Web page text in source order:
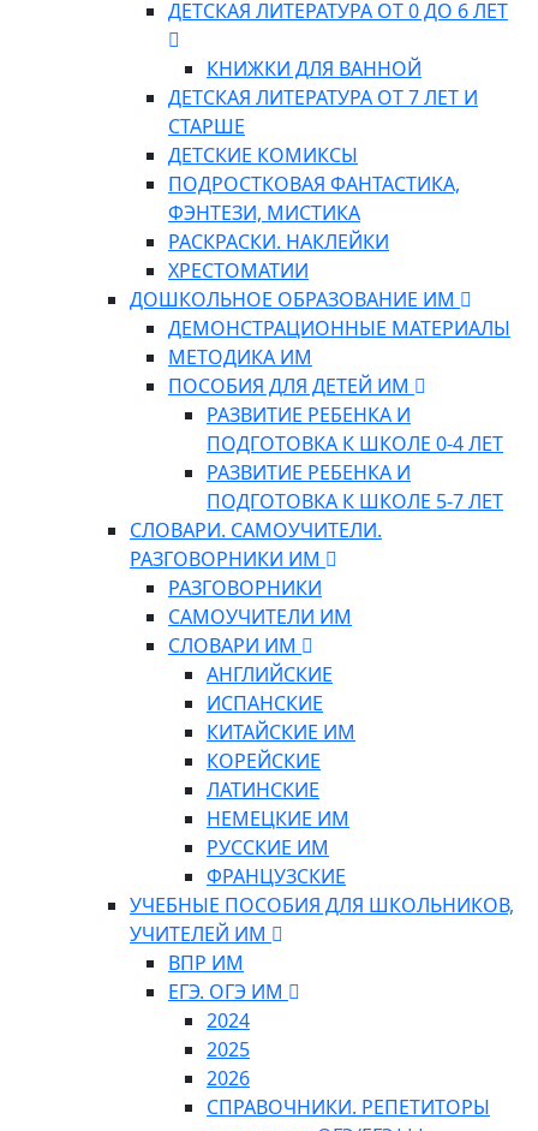
ДЕТСКАЯ ЛИТЕРАТУРА ОТ 0 ДО 6 ЛЕТ
КНИЖКИ ДЛЯ ВАННОЙ
ДЕТСКАЯ ЛИТЕРАТУРА ОТ 7 ЛЕТ И
СТАРШЕ
ДЕТСКИЕ КОМИКСЫ
ПОДРОСТКОВАЯ ФАНТАСТИКА,
ФЭНТЕЗИ, МИСТИКА
РАСКРАСКИ. НАКЛЕЙКИ
ХРЕСТОМАТИИ
ДОШКОЛЬНОЕ ОБРАЗОВАНИЕ ИМ
ДЕМОНСТРАЦИОННЫЕ МАТЕРИАЛЫ
МЕТОДИКА ИМ
ПОСОБИЯ ДЛЯ ДЕТЕЙ ИМ
РАЗВИТИЕ РЕБЕНКА И
ПОДГОТОВКА К ШКОЛЕ 0-4 ЛЕТ
РАЗВИТИЕ РЕБЕНКА И
ПОДГОТОВКА К ШКОЛЕ 5-7 ЛЕТ
СЛОВАРИ. САМОУЧИТЕЛИ.
РАЗГОВОРНИКИ ИМ
РАЗГОВОРНИКИ
САМОУЧИТЕЛИ ИМ
СЛОВАРИ ИМ
АНГЛИЙСКИЕ
ИСПАНСКИЕ
КИТАЙСКИЕ ИМ
КОРЕЙСКИЕ
ЛАТИНСКИЕ
НЕМЕЦКИЕ ИМ
РУССКИЕ ИМ
ФРАНЦУЗСКИЕ
УЧЕБНЫЕ ПОСОБИЯ ДЛЯ ШКОЛЬНИКОВ,
УЧИТЕЛЕЙ ИМ
ВПР ИМ
ЕГЭ. ОГЭ ИМ
2024
2025
2026
СПРАВОЧНИКИ. РЕПЕТИТОРЫ